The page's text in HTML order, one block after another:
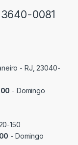
0081
- RJ, 23040-
- Domingo
150
- Domingo